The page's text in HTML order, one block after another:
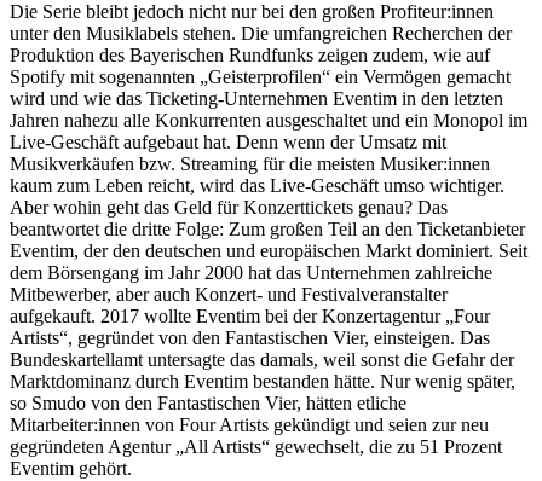
Die Serie bleibt jedoch nicht nur bei den großen Profiteur:innen
unter den Musiklabels stehen. Die umfangreichen Recherchen der
Produktion des Bayerischen Rundfunks zeigen zudem, wie auf
Spotify mit sogenannten „Geisterprofilen“ ein Vermögen gemacht
wird und wie das Ticketing-Unternehmen Eventim in den letzten
Jahren nahezu alle Konkurrenten ausgeschaltet und ein Monopol im
Live-Geschäft aufgebaut hat. Denn wenn der Umsatz mit
Musikverkäufen bzw. Streaming für die meisten Musiker:innen
kaum zum Leben reicht, wird das Live-Geschäft umso wichtiger.
Aber wohin geht das Geld für Konzerttickets genau? Das
beantwortet die dritte Folge: Zum großen Teil an den Ticketanbieter
Eventim, der den deutschen und europäischen Markt dominiert. Seit
dem Börsengang im Jahr 2000 hat das Unternehmen zahlreiche
Mitbewerber, aber auch Konzert- und Festivalveranstalter
aufgekauft. 2017 wollte Eventim bei der Konzertagentur „Four
Artists“, gegründet von den Fantastischen Vier, einsteigen. Das
Bundeskartellamt untersagte das damals, weil sonst die Gefahr der
Marktdominanz durch Eventim bestanden hätte. Nur wenig später,
so Smudo von den Fantastischen Vier, hätten etliche
Mitarbeiter:innen von Four Artists gekündigt und seien zur neu
gegründeten Agentur „All Artists“ gewechselt, die zu 51 Prozent
Eventim gehört.